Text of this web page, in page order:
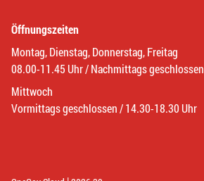
Öffnungszeiten
Montag, Dienstag, Donnerstag, Freitag
08.00-11.45 Uhr / Nachmittags geschlossen
Mittwoch
Vormittags geschlossen / 14.30-18.30 Uhr